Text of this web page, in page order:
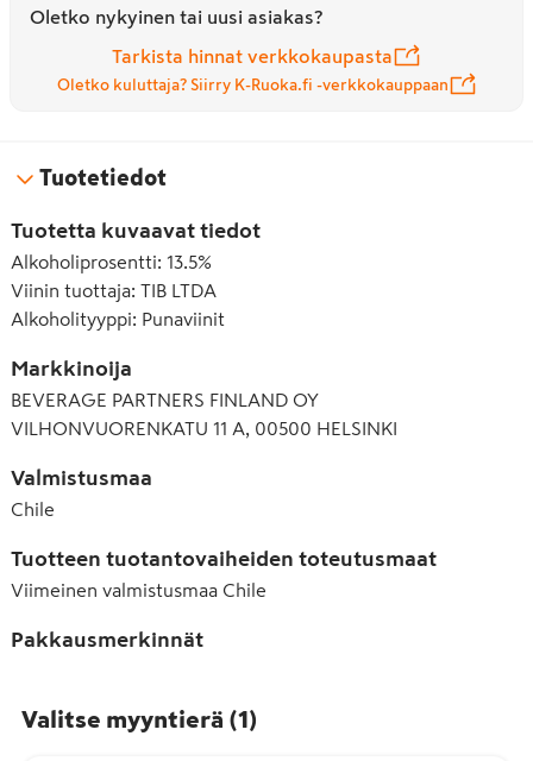
Oletko nykyinen tai uusi asiakas?
Tarkista hinnat verkkokaupasta
Oletko kuluttaja? Siirry K-Ruoka.fi -verkkokauppaan
Tuotetiedot
Tuotetta kuvaavat tiedot
Alkoholiprosentti: 13.5%
Viinin tuottaja: TIB LTDA
Alkoholityyppi: Punaviinit
Markkinoija
BEVERAGE PARTNERS FINLAND OY
VILHONVUORENKATU 11 A, 00500 HELSINKI
Valmistusmaa
Chile
Tuotteen tuotantovaiheiden toteutusmaat
Viimeinen valmistusmaa Chile
Pakkausmerkinnät
Valitse myyntierä (1)